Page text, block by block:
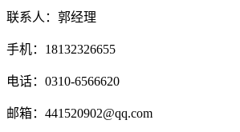
联系人：郭经理
手机：18132326655
电话：0310-6566620
邮箱：441520902@qq.com